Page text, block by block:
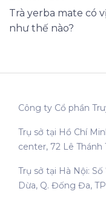
Trà yerba mate có vị
như thế nào?
Công ty Cổ phần
Trụ sở tại Hồ Chí
center, 72 Lê Thánh
Trụ sở tại Hà Nội:
Dừa, Q. Đống Đa,